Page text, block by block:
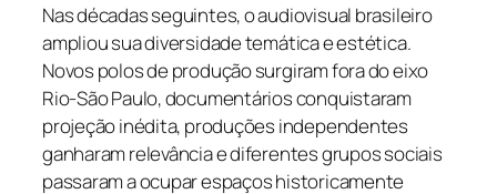
Nas décadas seguintes, o audiovisual brasileiro
ampliou sua diversidade temática e estética.
Novos polos de produção surgiram fora do eixo
Rio-São Paulo, documentários conquistaram
projeção inédita, produções independentes
ganharam relevância e diferentes grupos sociais
passaram a ocupar espaços historicamente